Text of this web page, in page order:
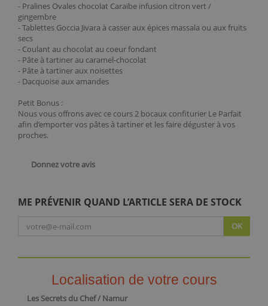
- Pralines Ovales chocolat Caraïbe infusion citron vert /
gingembre
- Tablettes Goccia Jivara à casser aux épices massala ou aux fruits
secs
- Coulant au chocolat au coeur fondant
- Pâte à tartiner au caramel-chocolat
- Pâte à tartiner aux noisettes
- Dacquoise aux amandes
Petit Bonus :
Nous vous offrons avec ce cours 2 bocaux confiturier Le Parfait
afin d’emporter vos pâtes à tartiner et les faire déguster à vos
proches.
Donnez votre avis
ME PRÉVENIR QUAND L’ARTICLE SERA DE STOCK
OK
Localisation de votre cours
Les Secrets du Chef / Namur